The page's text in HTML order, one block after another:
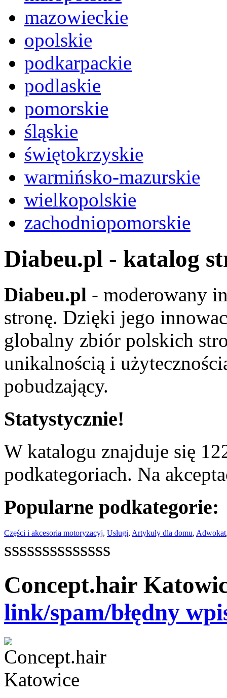
mazowieckie
opolskie
podkarpackie
podlaskie
pomorskie
śląskie
świętokrzyskie
warmińsko-mazurskie
wielkopolskie
zachodniopomorskie
Diabeu.pl - katalog
Diabeu.pl - moderowany
stronę. Dzięki jego
globalny zbiór polskich
unikalnością i
pobudzający.
Statystycznie!
W katalogu znajduje się
podkategoriach. Na
Popularne podkategorie:
Części i akcesoria motoryzacyj, Usługi, Artykuły dla domu, Adwokat
ssssssssssssss
Concept.hair
link/spam/błędny